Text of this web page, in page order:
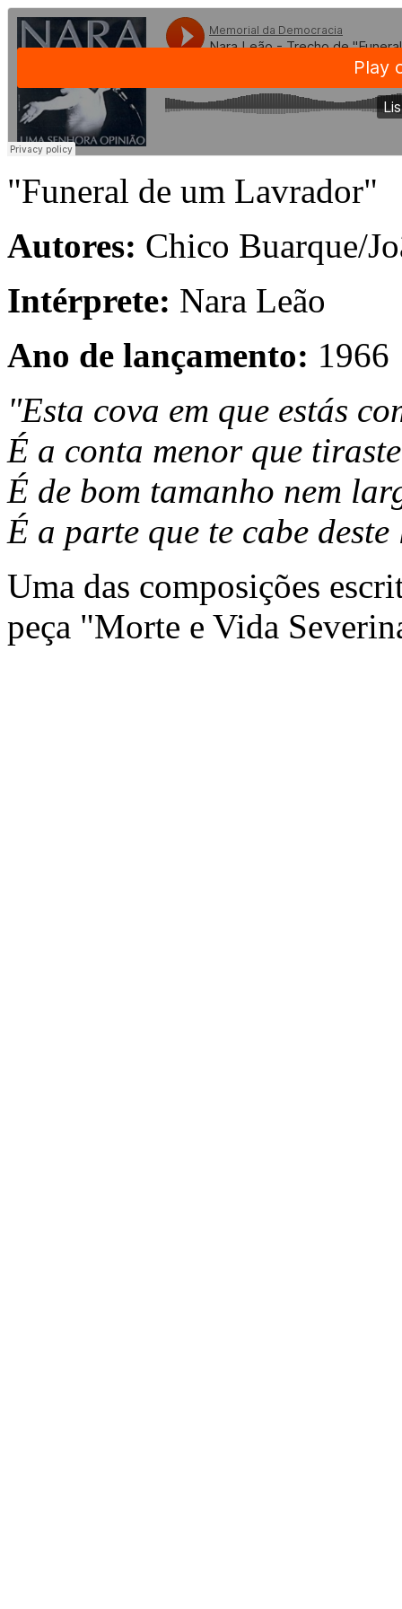
"Funeral de um Lavrador"
Autores: Chico Buarque/
Intérprete: Nara Leão
Ano de lançamento: 1966
"Esta cova em que estás
É a conta menor que
É de bom tamanho nem
É a parte que te cabe
Uma das composições
peça "Morte e Vida